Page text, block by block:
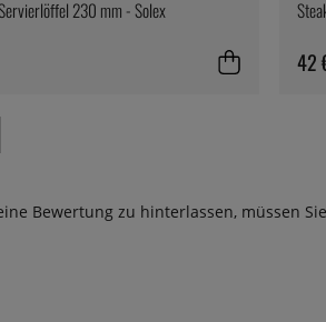
230 mm - Solex
42
Bewertung zu hinterlassen, müssen